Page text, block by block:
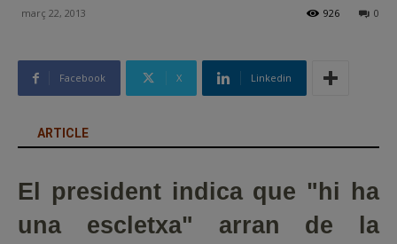
març 22, 2013 0
926
Facebook X Linkedin
ARTICLE
El president indica que "hi ha
una escletxa" arran de la